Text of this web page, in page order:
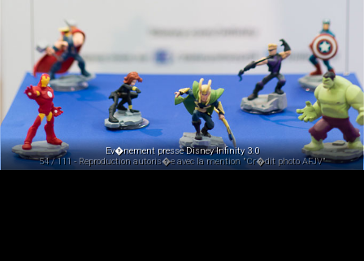
Ev�nement presse Disney Infinity 3.0
54 / 111 - Reproduction autoris�e avec la mention "Cr�dit photo AFJV"